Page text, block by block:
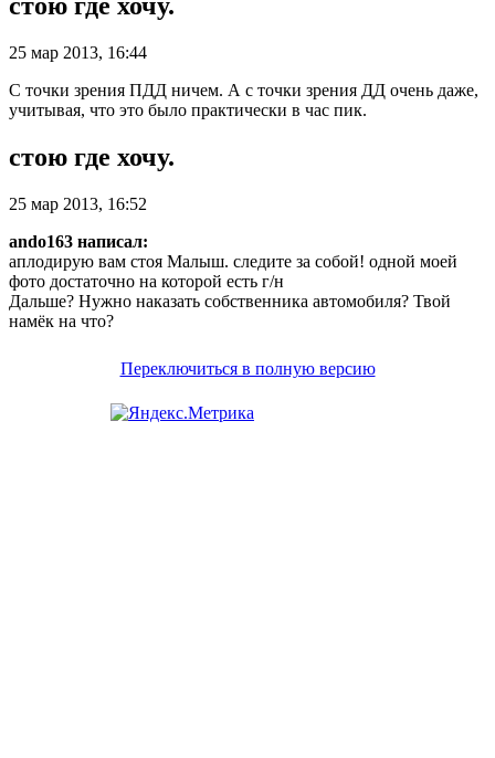
25 мар 2013, 16:44
С точки зрения ПДД ничем. А с точки зрения ДД очень даже,
учитывая, что это было практически в час пик.
стою где хочу.
25 мар 2013, 16:52
ando163 написал:
аплодирую вам стоя Малыш. следите за собой! одной моей
фото достаточно на которой есть г/н
Дальше? Нужно наказать собственника автомобиля? Твой
намёк на что?
Переключиться в полную версию